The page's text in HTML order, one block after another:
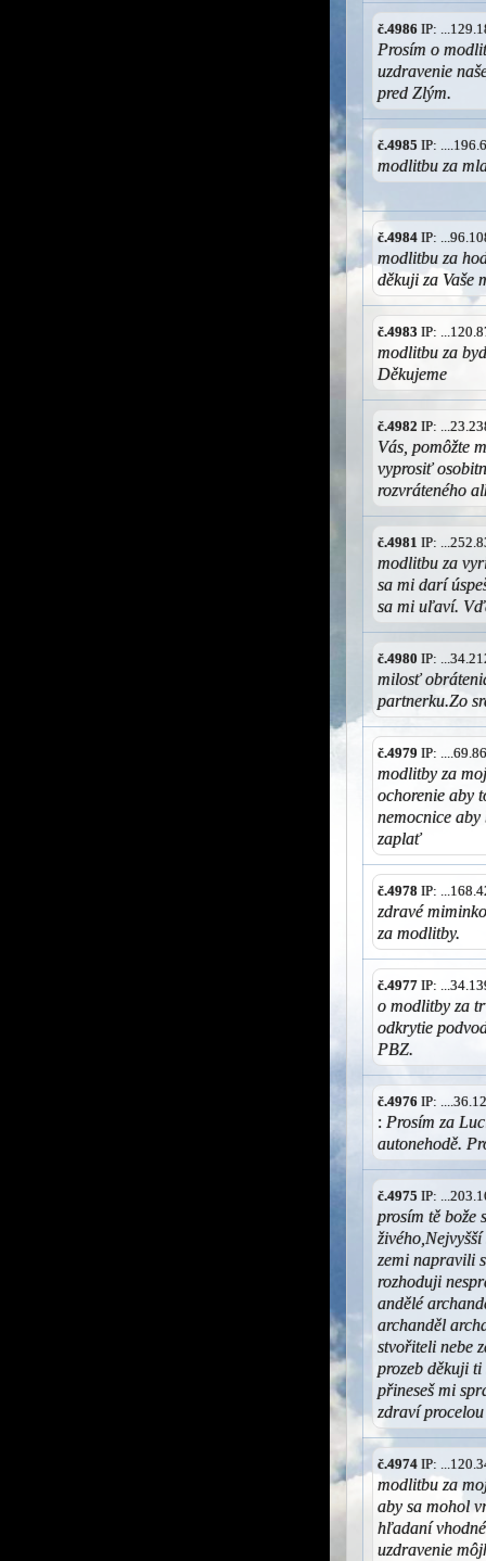
č.4986 IP:
Prosím o
uzdravenie
pred Zlým.
č.4985 IP:
modlitbu za
č.4984 IP:
modlitbu za
děkuji za Vaše
č.4983 IP:
modlitbu za
Děkujeme
č.4982 IP:
Vás, pomôžte
vyprosiť
rozvráteného
č.4981 IP:
modlitbu za
sa mi darí
sa mi uľaví.
č.4980 IP:
milosť
partnerku.Zo
č.4979 IP:
modlitby za
ochorenie aby
nemocnice
zaplať
č.4978 IP:
zdravé
za modlitby.
č.4977 IP:
o modlitby za
odkrytie
PBZ.
č.4976 IP:
: Prosím za
autonehodě.
č.4975 IP:
prosím tě bože
zemi napravili
rozhoduji
andělé
archanděl
stvořiteli nebe
prozeb děkuji
přineseš mi
zdraví
č.4974 IP:
modlitbu za
aby sa mohol
hľadaní
uzdravenie